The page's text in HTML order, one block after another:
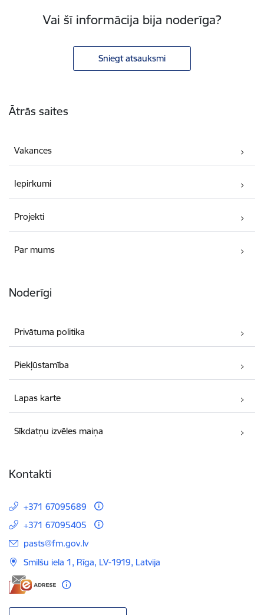
Vai šī informācija bija noderīga?
Sniegt atsauksmi
Ātrās saites
Vakances
Iepirkumi
Projekti
Par mums
Noderīgi
Privātuma politika
Piekļūstamība
Lapas karte
Sīkdatņu izvēles maiņa
Kontakti
+371 67095689
+371 67095405
E-pasts:
pasts@fm.gov.lv
Smilšu iela 1, Rīga, LV-1919, Latvija